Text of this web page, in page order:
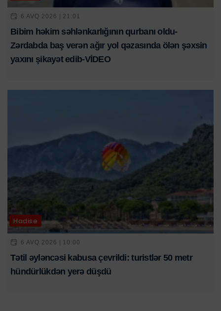
6 AVQ 2026 | 21:01
Bibim həkim səhlənkarlığının qurbanı oldu-
Zərdabda baş verən ağır yol qəzasında ölən şəxsin
yaxını şikayət edib-VİDEO
Hadisə
6 AVQ 2026 | 10:00
Tətil əyləncəsi kabusa çevrildi: turistlər 50 metr
hündürlükdən yerə düşdü